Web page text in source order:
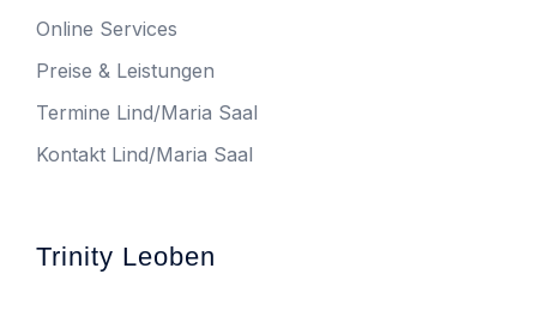
Online Services
Preise & Leistungen
Termine Lind/Maria Saal
Kontakt Lind/Maria Saal
Trinity Leoben